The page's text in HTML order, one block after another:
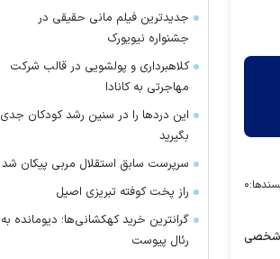
۰
شخصی
جدیدترین فیلم مانی حقیقی در
جشنواره نیویورک
کلاهبرداری و پولشویی در قالب شرکت
مهاجرتی به کانادا
این درد‌ها را در سنین رشد کودکان جدی
بگیرید
سرپرست سابق استقلال مربی پیکان شد
راز پخت کوفته تبریزی اصیل
گرانترین خرید کهکشانی‌ها؛ دیومانده به
رئال پیوست